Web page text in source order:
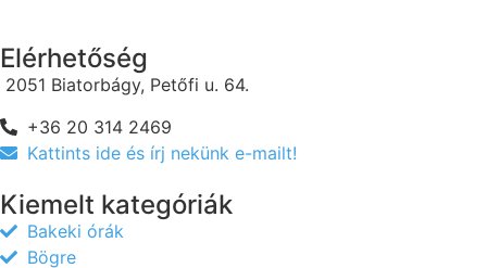
Elérhetőség
2051 Biatorbágy, Petőfi u. 64.
+36 20 314 2469
Kattints ide és írj nekünk e-mailt!
Kiemelt kategóriák
Bakeki órák
Bögre